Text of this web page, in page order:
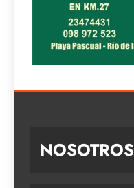
NOSOTROS